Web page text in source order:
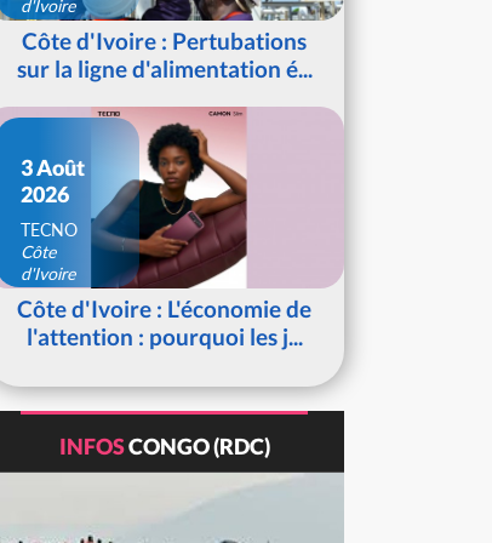
d'Ivoire
Côte d'Ivoire : Pertubations
sur la ligne d'alimentation é...
3 Août
2026
TECNO
Côte
d'Ivoire
Côte d'Ivoire : L'économie de
l'attention : pourquoi les j...
INFOSCONGO (RDC)